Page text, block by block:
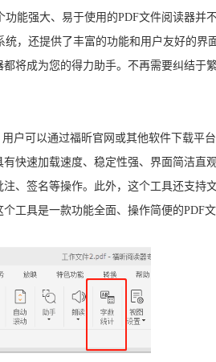
能强大、易于使用的PDF文件阅读器并
，还提供了丰富的功能和用户友好的界
将成为您的得力助手。不再需要纠结于
户可以通过福昕官网或其他软件下载平
快速加载速度、稳定性强、界面简洁直观
、签名等操作。此外，这个工具还支持文
工具是一款功能全面、操作简便的PDF